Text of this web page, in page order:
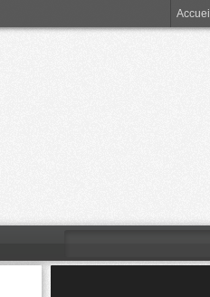
Accueil